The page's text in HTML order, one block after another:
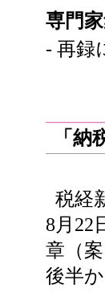
専門
- 再録
「
税経
8月22
章（
後半